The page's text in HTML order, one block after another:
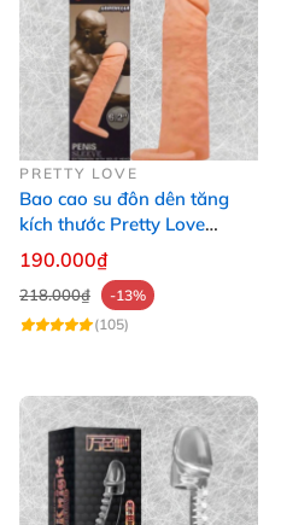
PRETTY LOVE
Bao cao su đôn dên tăng
kích thước Pretty Love
Medium 6.2
190.000₫
218.000₫
-13%
(105)